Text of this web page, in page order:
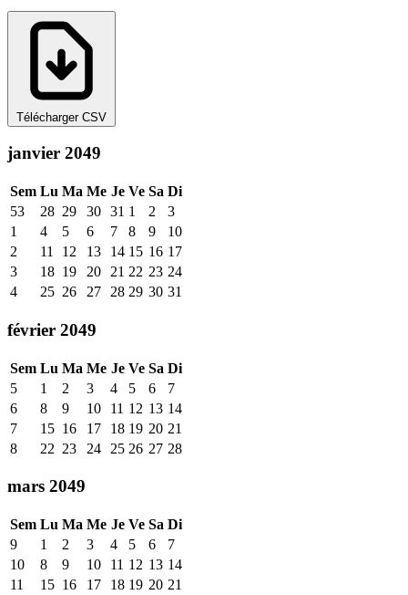
Télécharger CSV
janvier 2049
Sem Lu Ma Me Je Ve Sa Di
53
28 29 30 31 1 2
3
1
4 5 6 7 8 9
10
2
11 12 13 14 15 16 17
3
18 19 20 21 22 23 24
4
25 26 27 28 29 30 31
février 2049
Sem Lu Ma Me Je Ve Sa Di
5
1 2 3 4 5 6
7
6
8 9 10 11 12 13 14
7
15 16 17 18 19 20 21
8
22 23 24 25 26 27 28
mars 2049
Sem Lu Ma Me Je Ve Sa Di
9
1 2 3 4 5 6
7
10
8 9 10 11 12 13 14
11
15 16 17 18 19 20 21